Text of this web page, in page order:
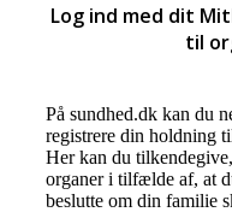
Log ind med dit
til
På sundhed.dk kan du
registrere din holdning
Her kan du
organer i tilfælde af, at
beslutte om din familie